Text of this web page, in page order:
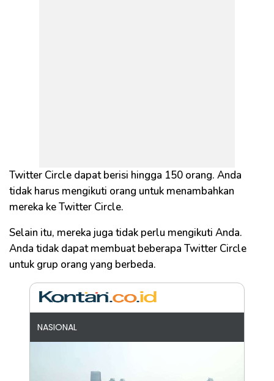
Twitter Circle dapat berisi hingga 150 orang. Anda
tidak harus mengikuti orang untuk menambahkan
mereka ke Twitter Circle.
Selain itu, mereka juga tidak perlu mengikuti Anda.
Anda tidak dapat membuat beberapa Twitter Circle
untuk grup orang yang berbeda.
NASIONAL